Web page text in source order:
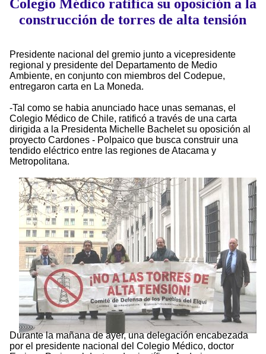
Colegio Médico ratifica su oposición a la
construcción de torres de alta tensión
Presidente nacional del gremio junto a vicepresidente
regional y presidente del Departamento de Medio
Ambiente, en conjunto con miembros del Codepue,
entregaron carta en La Moneda.
-Tal como se habia anunciado hace unas semanas, el
Colegio Médico de Chile, ratificó a través de una carta
dirigida a la Presidenta Michelle Bachelet su oposición al
proyecto Cardones - Polpaico que busca construir una
tendido eléctrico entre las regiones de Atacama y
Metropolitana.
Durante la mañana de ayer, una delegación encabezada
por el presidente nacional del Colegio Médico, doctor